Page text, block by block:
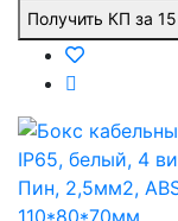
Получить КП за